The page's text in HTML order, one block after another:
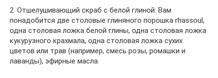
2. Отшелушивающий скраб с белой глиной: Вам
понадобится две столовые глиняного порошка rhassoul,
одна столовая ложка белой глины, одна столовая ложка
кукурузного крахмала, одна столовая ложка сухих
цветов или трав (например, смесь розы, ромашки и
лаванды), эфирные масла.